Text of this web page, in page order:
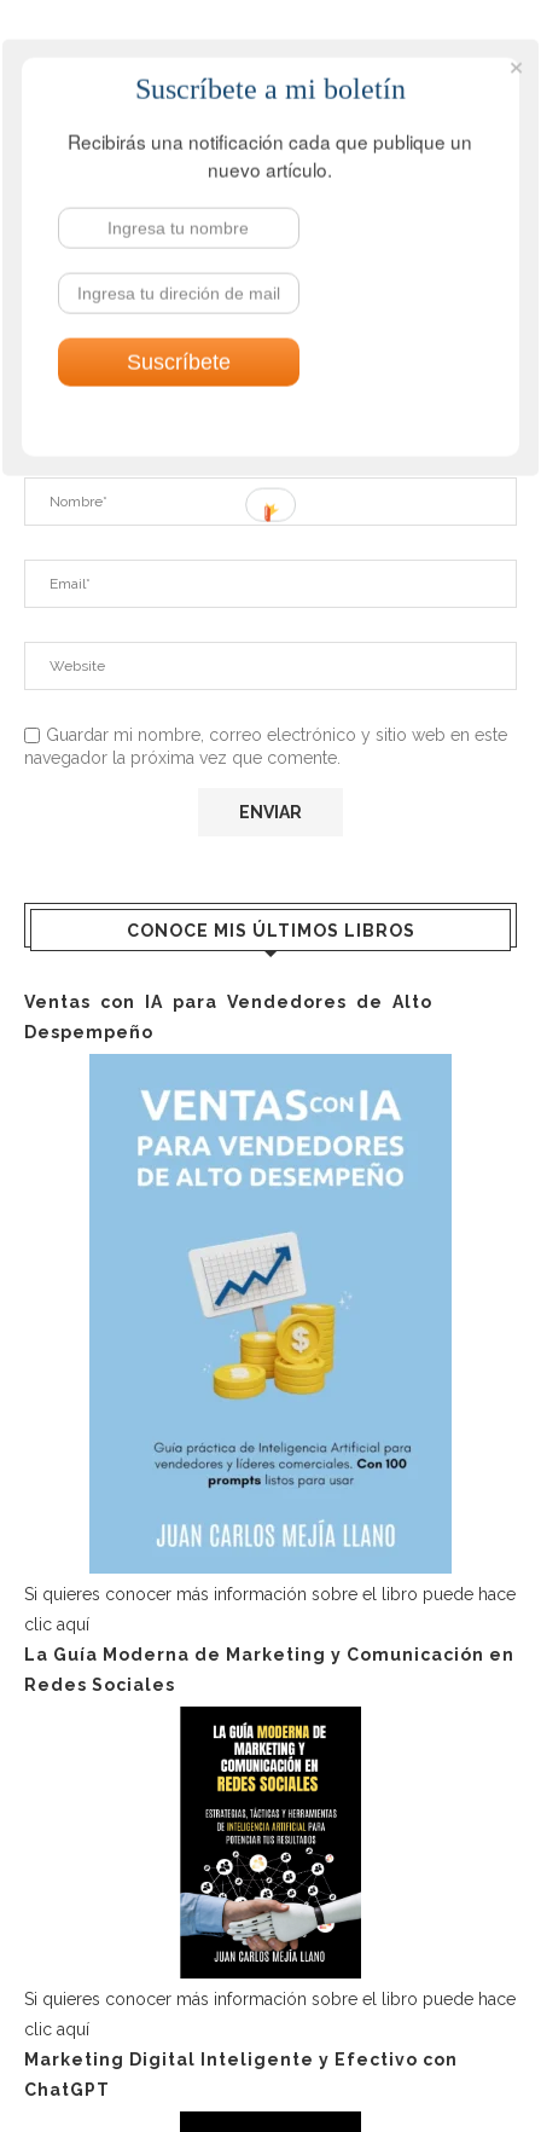
Voting is currently disabled, data maintenance in
DEJA UN COMENTARIO
Guardar mi nombre, correo electrónico y sitio web en este
navegador la próxima vez que comente.
CONOCE MIS ÚLTIMOS LIBROS
Ventas con IA para Vendedores de Alto
Despempeño
Si quieres conocer más información sobre el libro puede hace
clic aquí
La Guía Moderna de Marketing y Comunicación en
Redes Sociales
Si quieres conocer más información sobre el libro puede hace
clic aquí
Marketing Digital Inteligente y Efectivo con
ChatGPT
Suscríbete a mi boletín
Recibirás una notificación cada que publique un
nuevo artículo.